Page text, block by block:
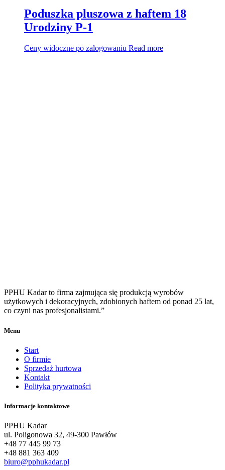
Poduszka pluszowa z haftem 18
Urodziny P-1
Ceny widoczne po zalogowaniu Read more
PPHU Kadar to firma zajmująca się produkcją wyrobów
użytkowych i dekoracyjnych, zdobionych haftem od ponad 25 lat,
co czyni nas profesjonalistami.”
Menu
Start
O firmie
Sprzedaż hurtowa
Kontakt
Polityka prywatności
Informacje kontaktowe
PPHU Kadar
ul. Poligonowa 32, 49-300 Pawłów
+48 77 445 99 73
+48 881 363 409
biuro@pphukadar.pl